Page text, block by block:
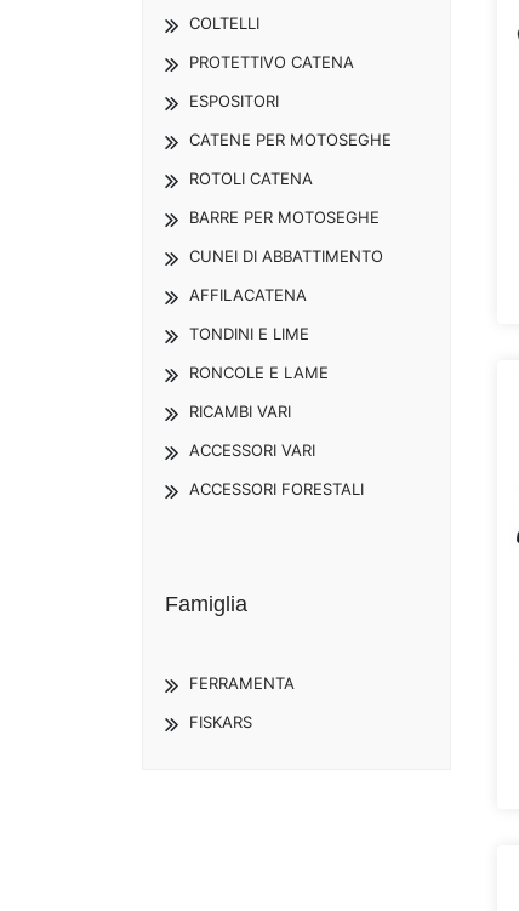
COLTELLI
PROTETTIVO CATENA
ESPOSITORI
CATENE PER MOTOSEGHE
ROTOLI CATENA
BARRE PER MOTOSEGHE
CUNEI DI ABBATTIMENTO
AFFILACATENA
TONDINI E LIME
RONCOLE E LAME
RICAMBI VARI
ACCESSORI VARI
ACCESSORI FORESTALI
Famiglia
FERRAMENTA
FISKARS